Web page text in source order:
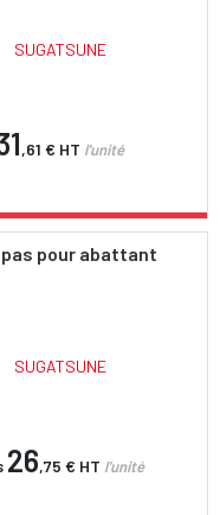
SUGATSUNE
,61 € HT l'unité
pour abattant
SUGATSUNE
26,75 € HT l'unité